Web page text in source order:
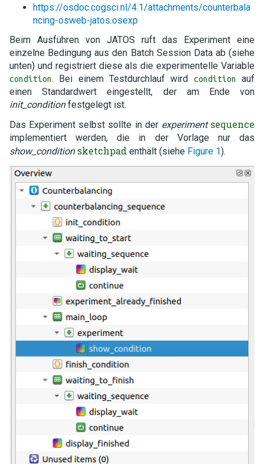
https://osdoc.cogsci.nl/4.1/attachments/counterbala
ncing-osweb-jatos.osexp
Beim Ausführen von JATOS ruft das Experiment eine
einzelne Bedingung aus den Batch Session Data ab (siehe
unten) und registriert diese als die experimentelle Variable
condition. Bei einem Testdurchlauf wird condition
auf
einen Standardwert eingestellt, der am Ende von
init_conditionfestgelegt ist.
Das Experiment selbst sollte in der experiment sequence
implementiert werden, die in der Vorlage nur das
show_condition sketchpad enthält (siehe Figure 1).